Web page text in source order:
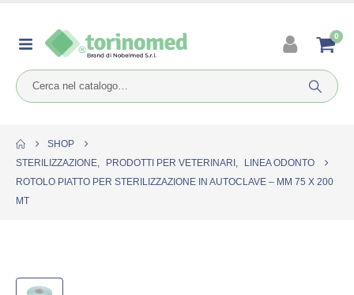
0
SHOP
STERILIZZAZIONE, PRODOTTI PER VETERINARI ,
LINEA ODONTO
ROTOLO PIATTO PER STERILIZZAZIONE IN AUTOCLAVE – MM 75 X 200
MT